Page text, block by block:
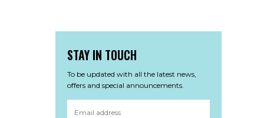
STAY IN TOUCH
To be updated with all the latest news,
offers and special announcements.